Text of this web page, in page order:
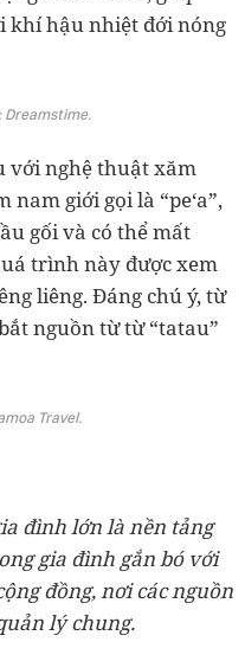
khí hậu nhiệt đới nóng
Dreamstime.
với nghệ thuật xăm
giới gọi là “pe‘a”,
gối và có thể mất
trình này được xem
liêng. Đáng chú ý, từ
nguồn từ từ “tatau”
Travel.
đình lớn là nền tảng
gia đình gắn bó với
đồng, nơi các nguồn
lý chung.